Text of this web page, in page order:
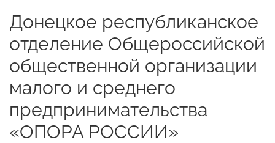
Донецкое республиканское
отделение Общероссийской
общественной организации
малого и среднего
предпринимательства
«ОПОРА РОССИИ»